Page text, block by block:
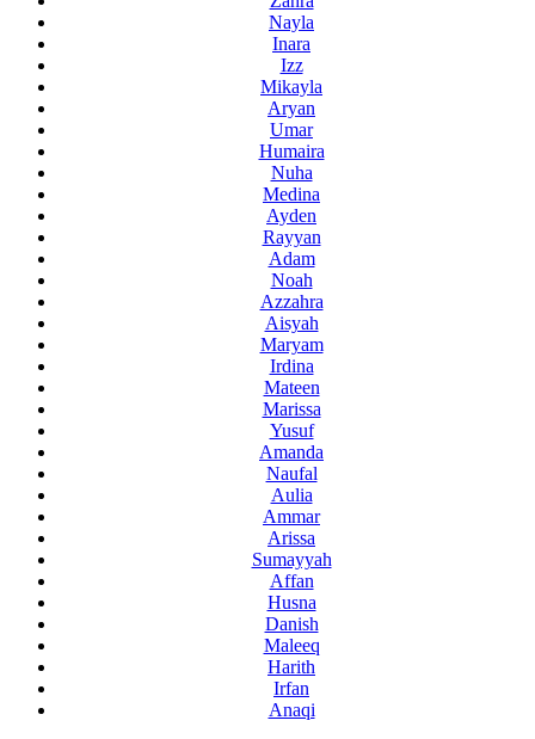
Nayla
Inara
Izz
Mikayla
Aryan
Umar
Humaira
Nuha
Medina
Ayden
Rayyan
Adam
Noah
Azzahra
Aisyah
Maryam
Irdina
Mateen
Marissa
Yusuf
Amanda
Naufal
Aulia
Ammar
Arissa
Sumayyah
Affan
Husna
Danish
Maleeq
Harith
Irfan
Anaqi